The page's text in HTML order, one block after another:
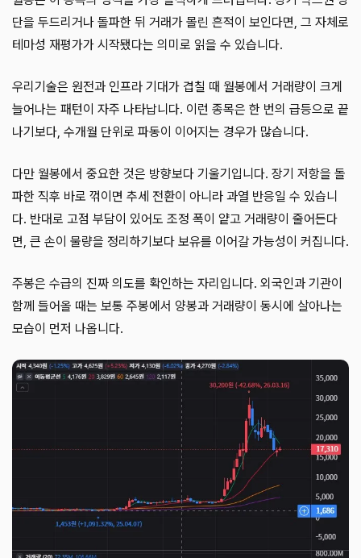
단을 두드리거나 돌파한 뒤 거래가 몰린 흔적이 보인다면, 그 자체로
테마성 재평가가 시작됐다는 의미로 읽을 수 있습니다.
우리기술은 원전과 인프라 기대가 겹칠 때 월봉에서 거래량이 크게
늘어나는 패턴이 자주 나타납니다. 이런 종목은 한 번의 급등으로 끝
나기보다, 수개월 단위로 파동이 이어지는 경우가 많습니다.
다만 월봉에서 중요한 것은 방향보다 기울기입니다. 장기 저항을 돌
파한 직후 바로 꺾이면 추세 전환이 아니라 과열 반응일 수 있습니
다. 반대로 고점 부담이 있어도 조정 폭이 얕고 거래량이 줄어든다
면, 큰 손이 물량을 정리하기보다 보유를 이어갈 가능성이 커집니다.
주봉은 수급의 진짜 의도를 확인하는 자리입니다. 외국인과 기관이
함께 들어올 때는 보통 주봉에서 양봉과 거래량이 동시에 살아나는
모습이 먼저 나옵니다.